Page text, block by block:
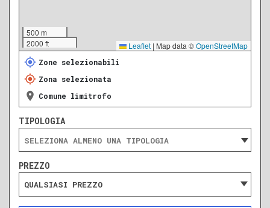
500 m
2000 ft
Leaflet | Map data ©OpenStreetMap
Zone selezionabili
Zona selezionata
Comune limitrofo
TIPOLOGIA
PREZZO
QUALSIASI PREZZO